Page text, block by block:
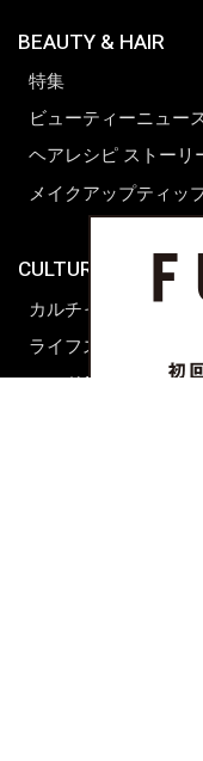
BEAUTY & HAIR
特集
ビューティーニュー
ヘアレシピ ストーリ
メイクアップティッ
CULTURE & LIFE
カルチャー
ライフスタイル
フード&ドリンク